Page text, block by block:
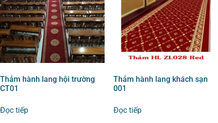
Thảm hành lang hội trường
CT01
Đọc tiếp
Thảm hành lang khách sạn
001
Đọc tiếp